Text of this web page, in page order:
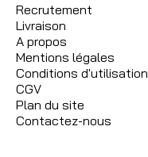
Recrutement
Livraison
A propos
Mentions légales
Conditions d'utilisation
CGV
Plan du site
Contactez-nous